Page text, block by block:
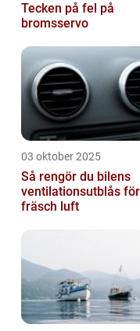
Tecken på fel på
bromsservo
03 oktober 2025
Så rengör du bilens
ventilationsutblås för
fräsch luft